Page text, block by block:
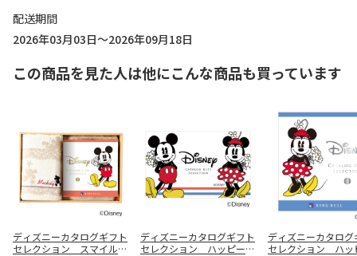
配送期間
2026年03月03日～2026年09月18日
この商品を見た人は他にこんな商品も買っています
ディズニーカタログギフト
セレクション スマイル
ディズニーカタログギフト
セレクション ハッピー
ディズニーカタログ
セレクション ハ